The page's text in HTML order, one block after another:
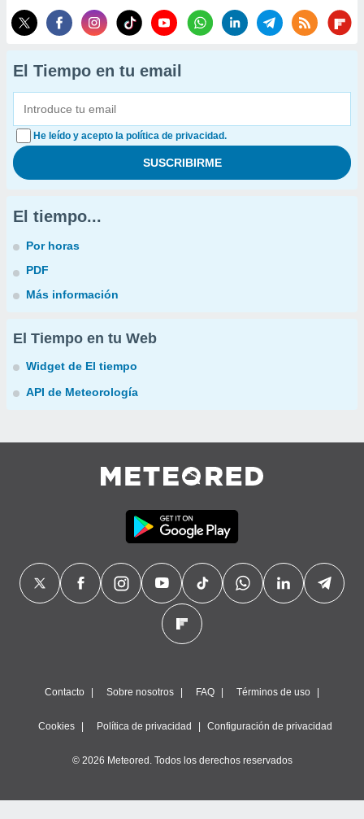
El Tiempo en tu email
He leído y acepto la política de privacidad.
El tiempo...
Por horas
PDF
Más información
El Tiempo en tu Web
Widget de El tiempo
API de Meteorología
Contacto Sobre nosotros FAQ Términos de uso
Cookies Política de privacidad Configuración de privacidad
© 2026 Meteored. Todos los derechos reservados